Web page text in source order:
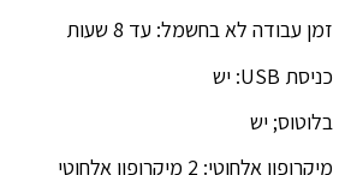
זמן עבודה לא בחשמל: עד 8 שעות
כניסת USB: יש
בלוטוס; יש
מיקרופון אלחוטי: 2 מיקרופון אלחוטי